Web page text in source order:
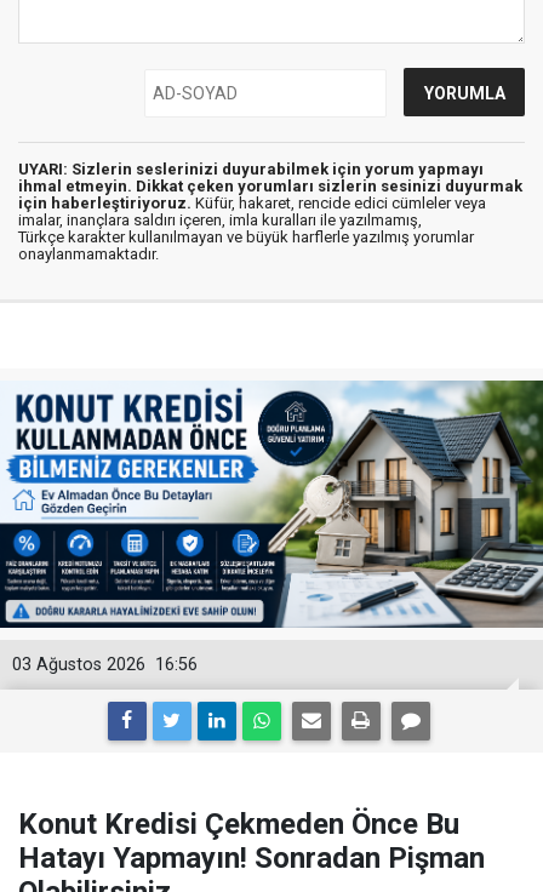
UYARI: Sizlerin seslerinizi duyurabilmek için yorum yapmayı
ihmal etmeyin. Dikkat çeken yorumları sizlerin sesinizi duyurmak
için haberleştiriyoruz. Küfür, hakaret, rencide edici cümleler veya
imalar, inançlara saldırı içeren, imla kuralları ile yazılmamış,
Türkçe karakter kullanılmayan ve büyük harflerle yazılmış yorumlar
onaylanmamaktadır.
16:56
03 Ağustos 2026
Konut Kredisi Çekmeden Önce Bu
Hatayı Yapmayın! Sonradan Pişman